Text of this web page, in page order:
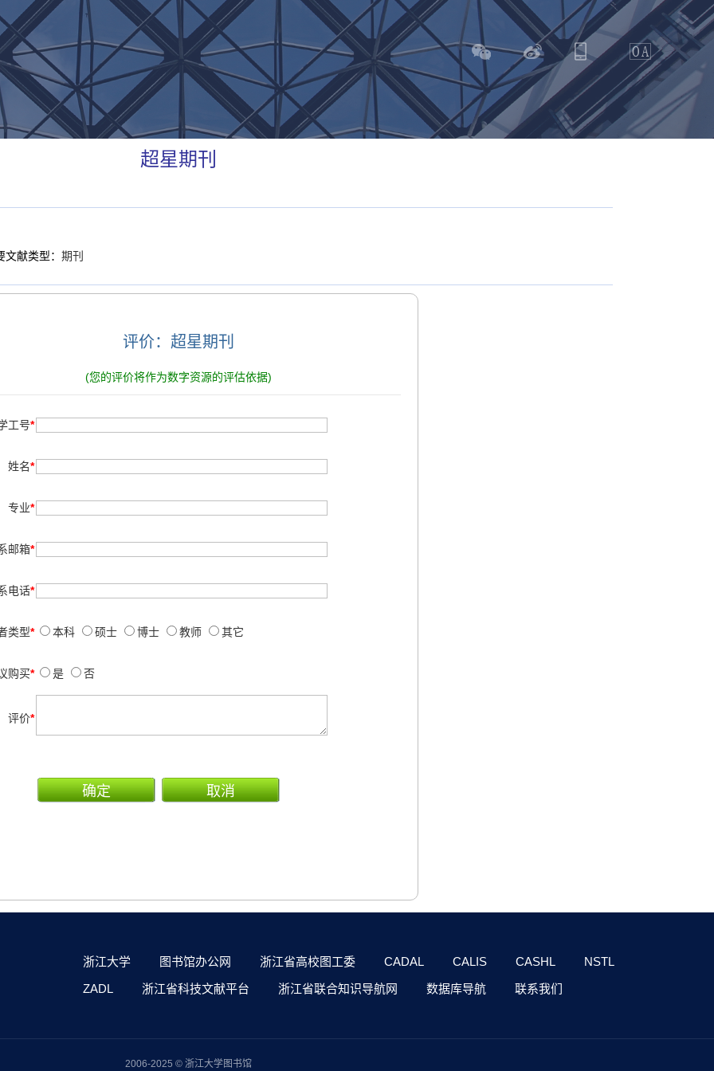
超星期刊
文献类型： 期刊
评价：超星期刊
(您的评价将作为数字资源的评估依据)
工号*
姓名*
专业*
邮箱*
电话*
类型* 本科 硕士 博士 教师 其它
购买* 是 否
评价*
浙江大学 图书馆办公网 浙江省高校图工委 CADAL CALIS CASHL
NSTL
ZADL
浙江省科技文献平台 浙江省联合知识导航网 数据库导航 联系我们
2006-2025 © 浙江大学图书馆